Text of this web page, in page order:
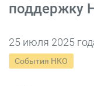
поддержку
25 июля 2025
События НКО